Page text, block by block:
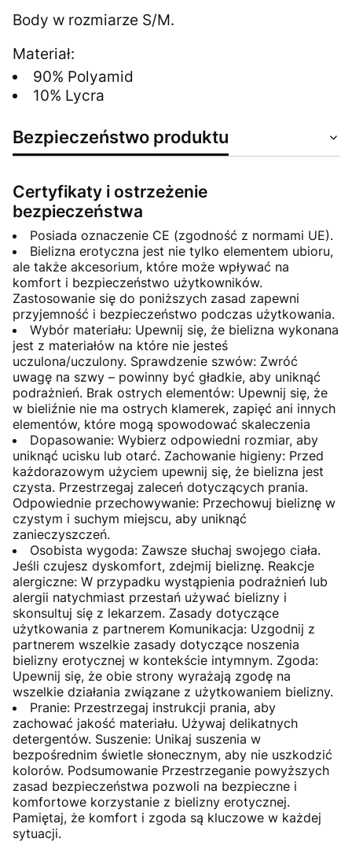
Body w rozmiarze S/M.
Materiał:
90% Polyamid
10% Lycra
Bezpieczeństwo produktu
Certyfikaty i ostrzeżenie
bezpieczeństwa
Posiada oznaczenie CE (zgodność z normami UE).
Bielizna erotyczna jest nie tylko elementem ubioru,
ale także akcesorium, które może wpływać na
komfort i bezpieczeństwo użytkowników.
Zastosowanie się do poniższych zasad zapewni
przyjemność i bezpieczeństwo podczas użytkowania.
Wybór materiału: Upewnij się, że bielizna wykonana
jest z materiałów na które nie jesteś
uczulona/uczulony. Sprawdzenie szwów: Zwróć
uwagę na szwy – powinny być gładkie, aby uniknąć
podrażnień. Brak ostrych elementów: Upewnij się, że
w bieliźnie nie ma ostrych klamerek, zapięć ani innych
elementów, które mogą spowodować skaleczenia
Dopasowanie: Wybierz odpowiedni rozmiar, aby
uniknąć ucisku lub otarć. Zachowanie higieny: Przed
każdorazowym użyciem upewnij się, że bielizna jest
czysta. Przestrzegaj zaleceń dotyczących prania.
Odpowiednie przechowywanie: Przechowuj bieliznę w
czystym i suchym miejscu, aby uniknąć
zanieczyszczeń.
Osobista wygoda: Zawsze słuchaj swojego ciała.
Jeśli czujesz dyskomfort, zdejmij bieliznę. Reakcje
alergiczne: W przypadku wystąpienia podrażnień lub
alergii natychmiast przestań używać bielizny i
skonsultuj się z lekarzem. Zasady dotyczące
użytkowania z partnerem Komunikacja: Uzgodnij z
partnerem wszelkie zasady dotyczące noszenia
bielizny erotycznej w kontekście intymnym. Zgoda:
Upewnij się, że obie strony wyrażają zgodę na
wszelkie działania związane z użytkowaniem bielizny.
Pranie: Przestrzegaj instrukcji prania, aby
zachować jakość materiału. Używaj delikatnych
detergentów. Suszenie: Unikaj suszenia w
bezpośrednim świetle słonecznym, aby nie uszkodzić
kolorów. Podsumowanie Przestrzeganie powyższych
zasad bezpieczeństwa pozwoli na bezpieczne i
komfortowe korzystanie z bielizny erotycznej.
Pamiętaj, że komfort i zgoda są kluczowe w każdej
sytuacji.